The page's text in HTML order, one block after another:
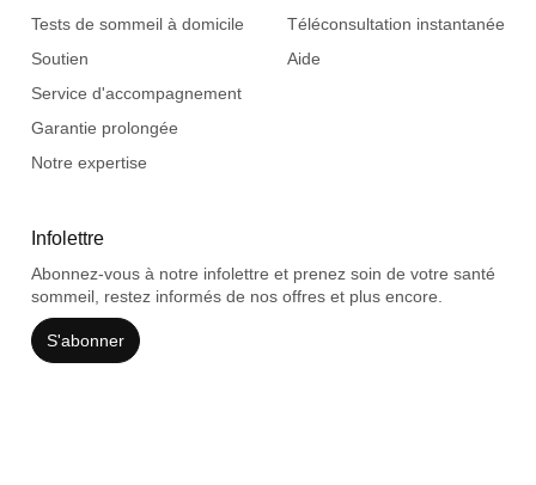
Tests de sommeil à domicile
Soutien
Service d'accompagnement
Garantie prolongée
Notre expertise
Téléconsultation instantanée
Aide
Infolettre
Abonnez-vous à notre infolettre et prenez soin de votre santé
sommeil, restez informés de nos offres et plus encore.
S'abonner